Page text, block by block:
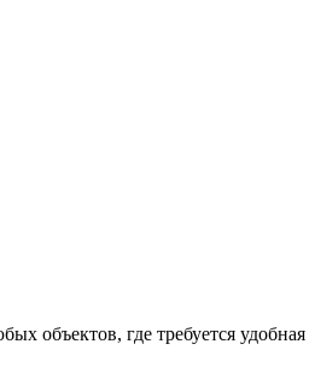
объектов, где требуется удобная